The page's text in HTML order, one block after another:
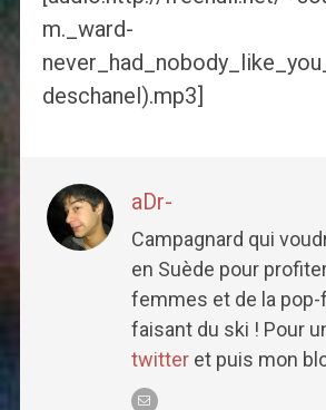
m._ward-
deschanel).mp3]
aDr-
Campagnard qui
en Suède pour
femmes et de la
faisant du ski ! Pour
twitteret puis mon